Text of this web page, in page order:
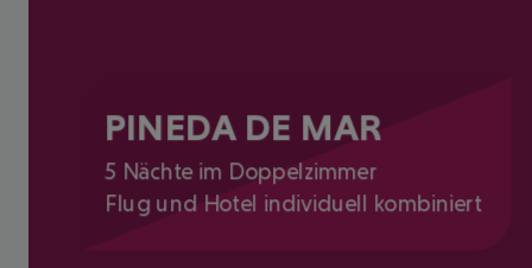
PINEDA DE MAR
5 Nächte im Doppelzimmer
Flug und Hotel individuell kombiniert